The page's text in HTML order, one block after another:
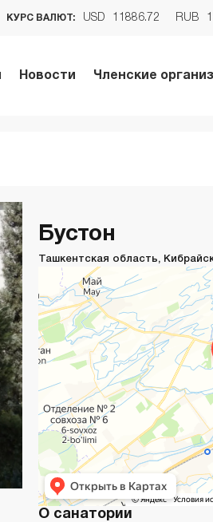
КУРС ВАЛЮТ: USD 11886.72 RUB
Новости Членские
Бустон
Ташкентская область,
О санатории